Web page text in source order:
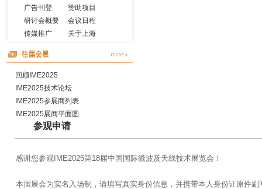
广告刊登
赞助项目
研讨会概要
会议日程
传媒推广
关于上海
回顾IME2025
IME2025技术论坛
IME2025参展商列表
IME2025展商平面图
参观申请
感谢您参观IME2025第18届中国国际微波及天线技术展览会！
本届展会为实名入场制，请填写真实身份信息，并携带本人身份证原件刷